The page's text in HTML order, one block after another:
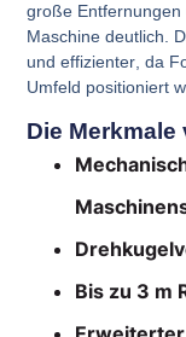
große
Maschine deutlich.
und effizienter, da
Umfeld positioniert
Die
Bis zu 3 m